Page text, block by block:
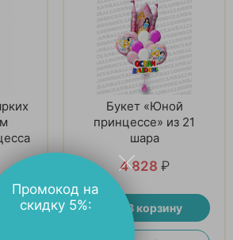
Букет «Юной
принцессе» из 21
шара
4 828 ₽
В корзину
Промокод на
скидку 5%: